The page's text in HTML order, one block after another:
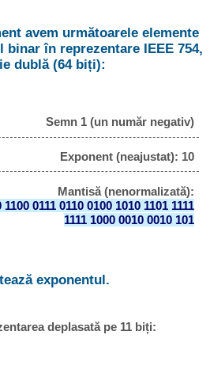
avem următoarele elemente
în reprezentare IEEE 754,
dublă (64 biți):
Semn 1 (un număr negativ)
Exponent (neajustat): 10
Mantisă (nenormalizată):
0111 0110 0100 1010 1101 1111
1111 1000 0010 0010 101
exponentul.
deplasată pe 11 biți: